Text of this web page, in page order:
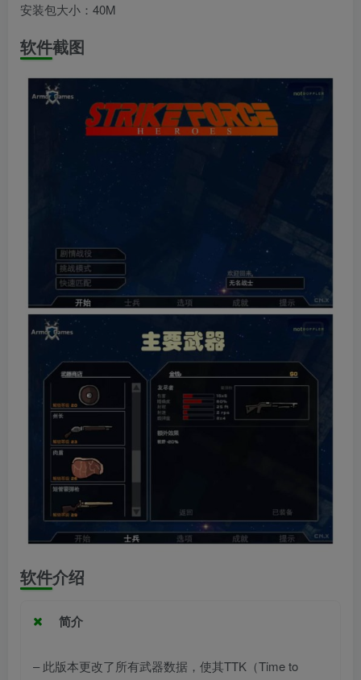
安装包大小：40M
软件截图
软件介绍
简介
– 此版本更改了所有武器数据，使其TTK（Time to